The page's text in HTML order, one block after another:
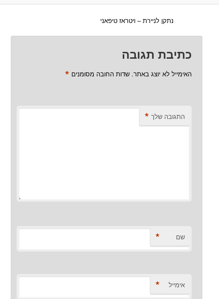
נתקן לניירת – ויטראז טיפאני
כתיבת תגובה
האימייל לא יוצג באתר. שדות החובה מסומנים *
התגובה שלך *
שם *
אימייל *